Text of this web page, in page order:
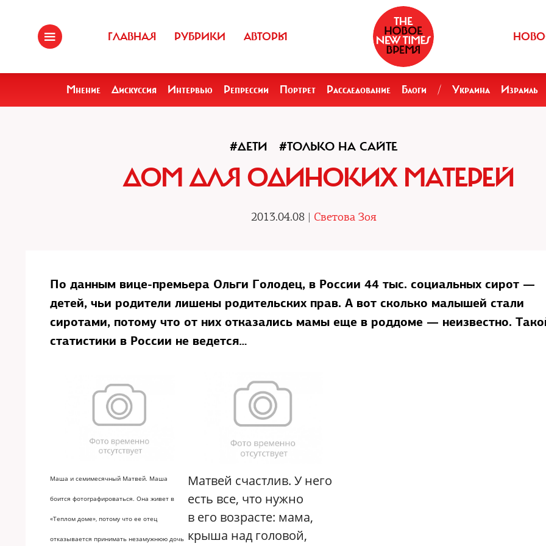
ГЛАВНАЯ РУБРИКИ АВТОРЫ
Мнение Дискуссия Интервью Репрессии Портрет Расследование Блоги / Украина Израиль
#ДЕТИ #ТОЛЬКО НА САЙТЕ
ДОМ ДЛЯ ОДИНОКИХ МАТЕРЕЙ
2013.04.08 | Светова Зоя
По данным вице-премьера Ольги Голодец, в России 44 тыс. социальных сирот —
детей, чьи родители лишены родительских прав. А вот сколько малышей стали
сиротами, потому что от них отказались мамы еще в роддоме — неизвестно.
статистики в России не ведется…
Маша и семимесячный Матвей. Маша
боится фотографироваться. Она живет в
«Теплом доме», потому что ее отец
отказывается принимать незамужнюю дочь
Матвей счастлив. У него
есть все, что нужно
в его возрасте: мама,
крыша над головой,